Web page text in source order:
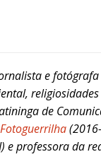
a
uma Praça em
com os Povos
e
de
e professora da